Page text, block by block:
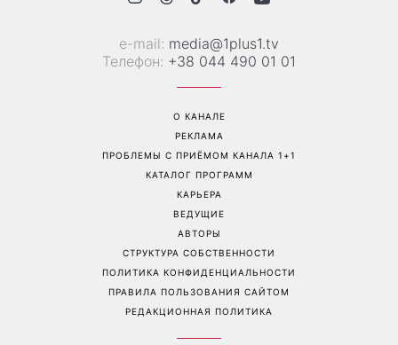
е-mail: media@1plus1.tv
Телефон: +38 044 490 01 01
О КАНАЛЕ
РЕКЛАМА
ПРОБЛЕМЫ С ПРИЁМОМ КАНАЛА 1+1
КАТАЛОГ ПРОГРАММ
КАРЬЕРА
ВЕДУЩИЕ
АВТОРЫ
СТРУКТУРА СОБСТВЕННОСТИ
ПОЛИТИКА КОНФИДЕНЦИАЛЬНОСТИ
ПРАВИЛА ПОЛЬЗОВАНИЯ САЙТОМ
РЕДАКЦИОННАЯ ПОЛИТИКА